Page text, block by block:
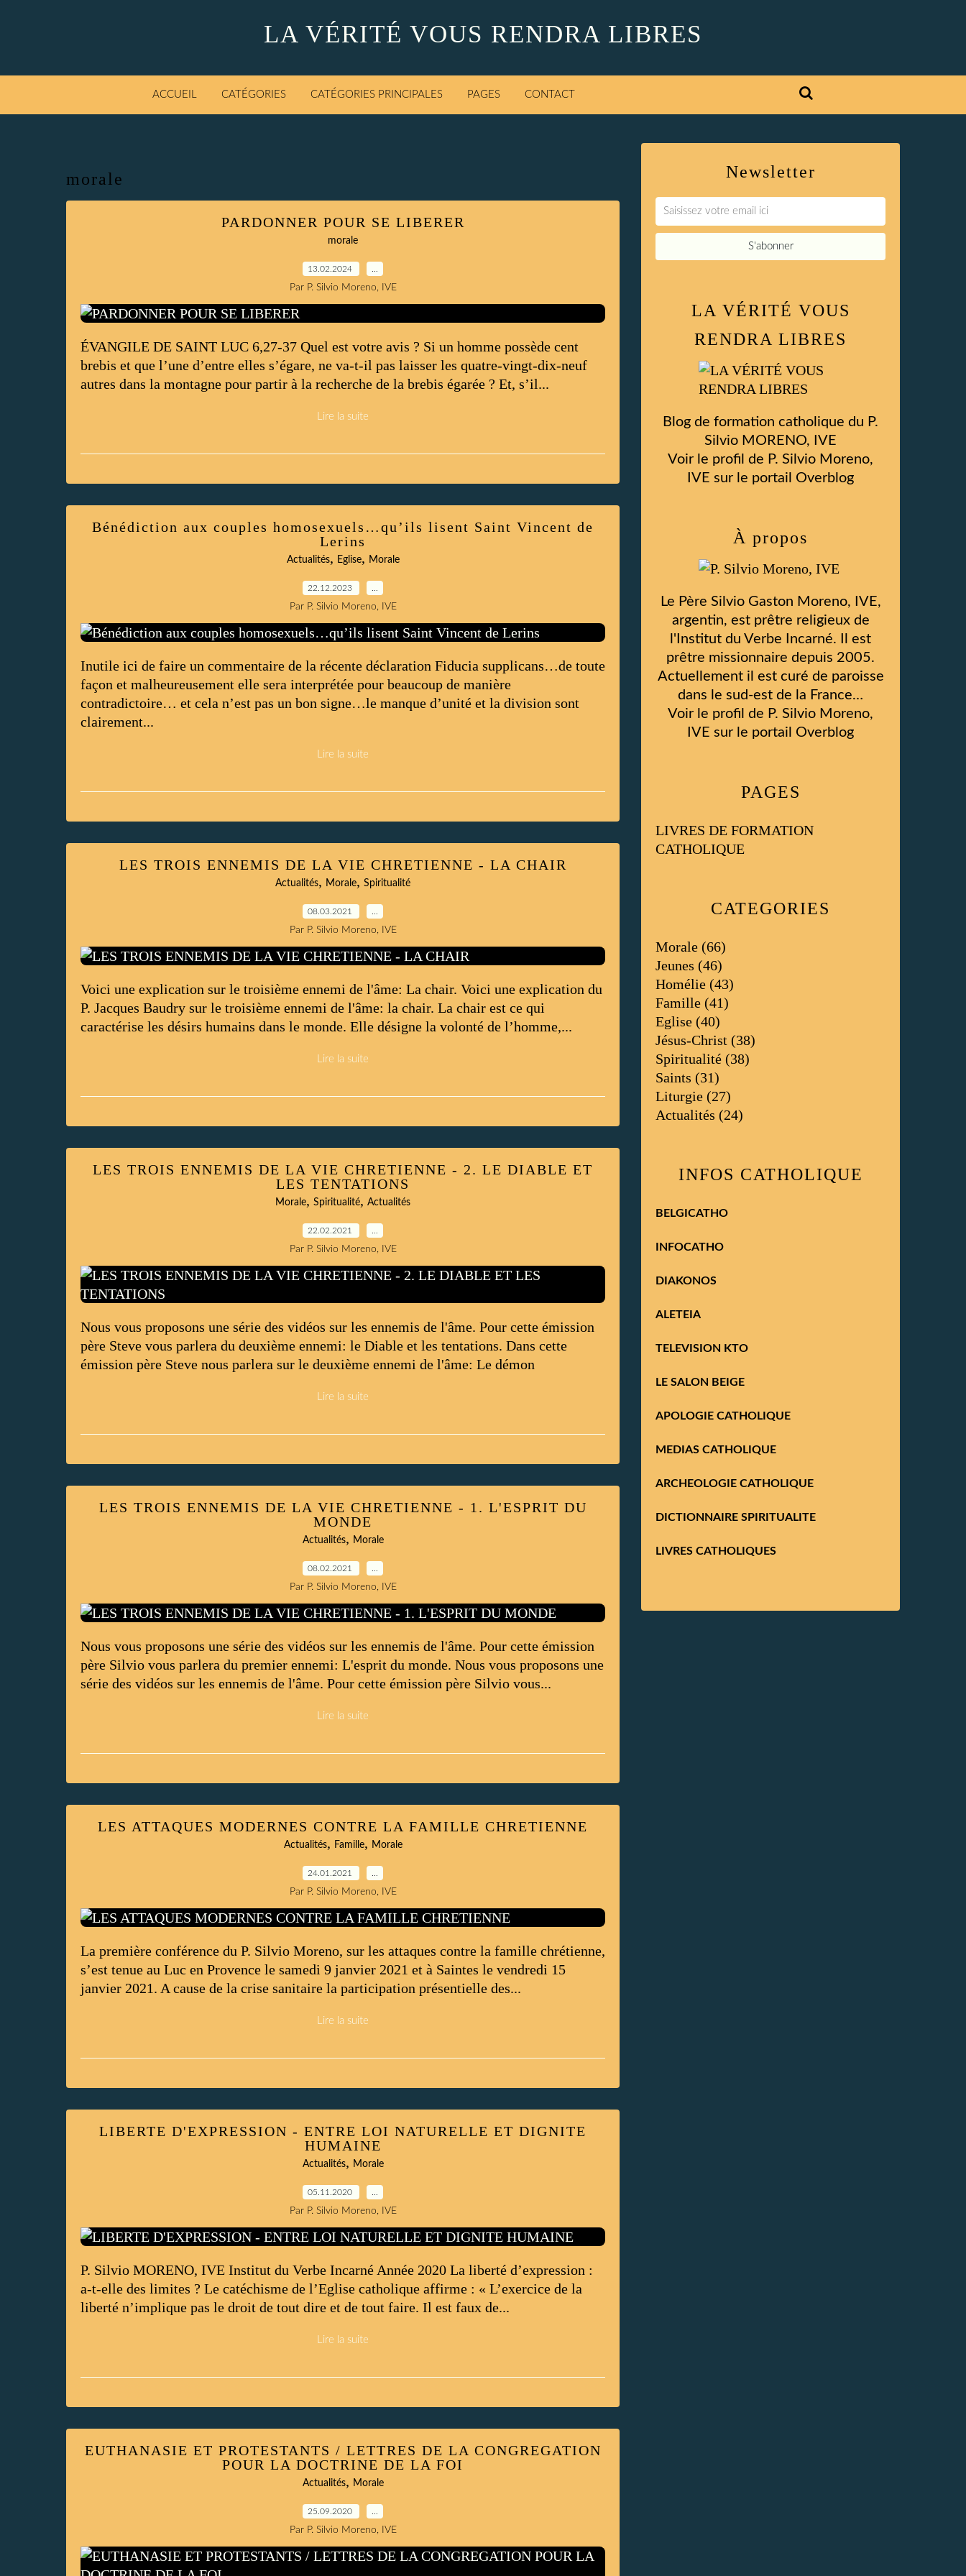
LA VÉRITÉ VOUS RENDRA LIBRES
ACCUEIL CATÉGORIES CATÉGORIES PRINCIPALES PAGES CONTACT
morale
PARDONNER POUR SE LIBERER
morale
13.02.2024
Par P. Silvio Moreno, IVE
ÉVANGILE DE SAINT LUC 6,27-37 Quel est votre avis ? Si un homme possède cent
brebis et que l’une d’entre elles s’égare, ne va-t-il pas laisser les quatre-vingt-dix-neuf
autres dans la montagne pour partir à la recherche de la brebis égarée ? Et, s’il...
Lire la suite
Bénédiction aux couples homosexuels…qu’ils lisent Saint Vincent de
Lerins
Actualités, Eglise, Morale
22.12.2023
Par P. Silvio Moreno, IVE
Inutile ici de faire un commentaire de la récente déclaration Fiducia supplicans…de toute
façon et malheureusement elle sera interprétée pour beaucoup de manière
contradictoire… et cela n’est pas un bon signe…le manque d’unité et la division sont
clairement...
Lire la suite
LES TROIS ENNEMIS DE LA VIE CHRETIENNE - LA CHAIR
Actualités, Morale, Spiritualité
08.03.2021
Par P. Silvio Moreno, IVE
Voici une explication sur le troisième ennemi de l'âme: La chair. Voici une explication du
P. Jacques Baudry sur le troisième ennemi de l'âme: la chair. La chair est ce qui
caractérise les désirs humains dans le monde. Elle désigne la volonté de l’homme,...
Lire la suite
LES TROIS ENNEMIS DE LA VIE CHRETIENNE - 2. LE DIABLE ET
LES TENTATIONS
Morale, Spiritualité, Actualités
22.02.2021
Par P. Silvio Moreno, IVE
Nous vous proposons une série des vidéos sur les ennemis de l'âme. Pour cette émission
père Steve vous parlera du deuxième ennemi: le Diable et les tentations. Dans cette
émission père Steve nous parlera sur le deuxième ennemi de l'âme: Le démon
Lire la suite
LES TROIS ENNEMIS DE LA VIE CHRETIENNE - 1. L'ESPRIT DU
MONDE
Actualités, Morale
08.02.2021
Par P. Silvio Moreno, IVE
Nous vous proposons une série des vidéos sur les ennemis de l'âme. Pour cette émission
père Silvio vous parlera du premier ennemi: L'esprit du monde. Nous vous proposons une
série des vidéos sur les ennemis de l'âme. Pour cette émission père Silvio vous...
Lire la suite
LES ATTAQUES MODERNES CONTRE LA FAMILLE CHRETIENNE
Actualités, Famille, Morale
24.01.2021
Par P. Silvio Moreno, IVE
La première conférence du P. Silvio Moreno, sur les attaques contre la famille chrétienne,
s’est tenue au Luc en Provence le samedi 9 janvier 2021 et à Saintes le vendredi 15
janvier 2021. A cause de la crise sanitaire la participation présentielle des...
Lire la suite
LIBERTE D'EXPRESSION - ENTRE LOI NATURELLE ET DIGNITE
HUMAINE
Actualités, Morale
05.11.2020
Par P. Silvio Moreno, IVE
P. Silvio MORENO, IVE Institut du Verbe Incarné Année 2020 La liberté d’expression :
a-t-elle des limites ? Le catéchisme de l’Eglise catholique affirme : « L’exercice de la
liberté n’implique pas le droit de tout dire et de tout faire. Il est faux de...
Lire la suite
EUTHANASIE ET PROTESTANTS / LETTRES DE LA CONGREGATION
POUR LA DOCTRINE DE LA FOI
Actualités, Morale
25.09.2020
Par P. Silvio Moreno, IVE
Newsletter
CATEGORIES
Morale (66)
Jeunes (46)
Homélie (43)
Famille (41)
Eglise (40)
Jésus-Christ (38)
Spiritualité (38)
Saints (31)
Liturgie (27)
Actualités (24)
PAGES
LIVRES DE FORMATION
CATHOLIQUE
LA VÉRITÉ VOUS
RENDRA LIBRES
Blog de formation catholique du P.
Silvio MORENO, IVE
Voir le profil de P. Silvio Moreno,
IVE sur le portail Overblog
À propos
Le Père Silvio Gaston Moreno, IVE,
argentin, est prêtre religieux de
l'Institut du Verbe Incarné. Il est
prêtre missionnaire depuis 2005.
Actuellement il est curé de paroisse
dans le sud-est de la France…
Voir le profil de P. Silvio Moreno,
IVE sur le portail Overblog
INFOS CATHOLIQUE
BELGICATHO
INFOCATHO
DIAKONOS
ALETEIA
TELEVISION KTO
LE SALON BEIGE
APOLOGIE CATHOLIQUE
MEDIAS CATHOLIQUE
ARCHEOLOGIE CATHOLIQUE
DICTIONNAIRE SPIRITUALITE
LIVRES CATHOLIQUES